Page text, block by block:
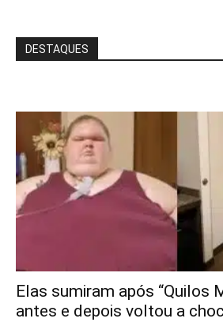
DESTAQUES
Elas sumiram após “Quilos
antes e depois voltou a